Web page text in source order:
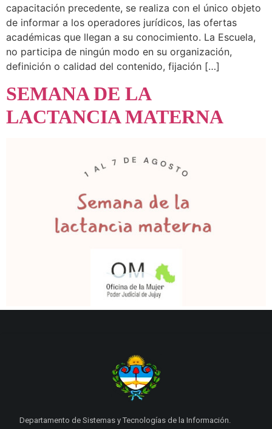
capacitación precedente, se realiza con el único objeto
de informar a los operadores jurídicos, las ofertas
académicas que llegan a su conocimiento. La Escuela,
no participa de ningún modo en su organización,
definición o calidad del contenido, fijación […]
SEMANA DE LA
LACTANCIA MATERNA
Departamento de Sistemas y Tecnologías de la Información.